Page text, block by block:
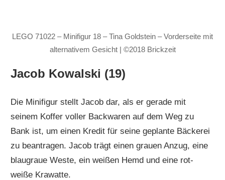
LEGO 71022 – Minifigur 18 – Tina Goldstein – Vorderseite mit
alternativem Gesicht | ©2018 Brickzeit
Jacob Kowalski (19)
Die Minifigur stellt Jacob dar, als er gerade mit
seinem Koffer voller Backwaren auf dem Weg zu
Bank ist, um einen Kredit für seine geplante Bäckerei
zu beantragen. Jacob trägt einen grauen Anzug, eine
blaugraue Weste, ein weißen Hemd und eine rot-
weiße Krawatte.